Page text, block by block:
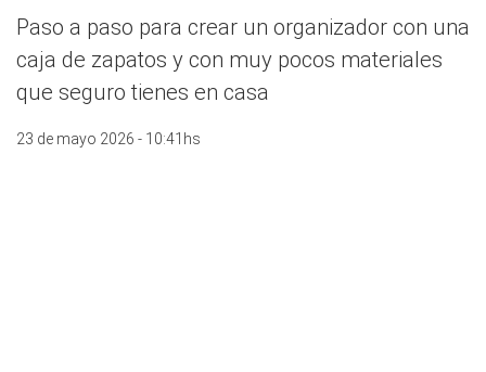
Paso a paso para crear un organizador con una
caja de zapatos y con muy pocos materiales
que seguro tienes en casa
23 de mayo 2026 - 10:41hs